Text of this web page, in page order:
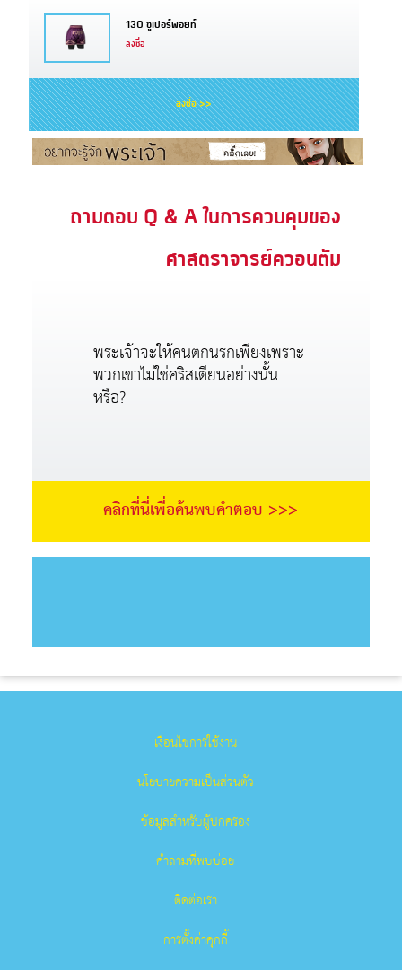
130 ซูเปอร์พอยท์
ลงชื่อ
ลงชื่อ >>
ถามตอบ Q & A ในการควบคุมของ
ศาสตราจารย์ควอนตัม
พระเจ้าจะให้คนตกนรกเพียงเพราะ
พวกเขาไม่ใช่คริสเตียนอย่างนั้น
หรือ?
คลิกที่นี่เพื่อค้นพบคำตอบ >>>
เงื่อนไขการใช้งาน
นโยบายความเป็นส่วนตัว
ข้อมูลสำหรับผู้ปกครอง
คำถามที่พบบ่อย
ติดต่อเรา
การตั้งค่าคุกกี้